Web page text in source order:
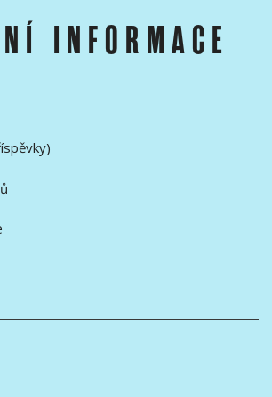
INFORMACE